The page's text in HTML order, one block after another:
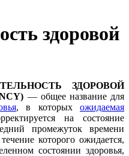
здоровой
ЗДОРОВОЙ
— общее название для
, в которыхожидаемая
на состояние
промежуток времени
которого ожидается,
состоянии здоровья,